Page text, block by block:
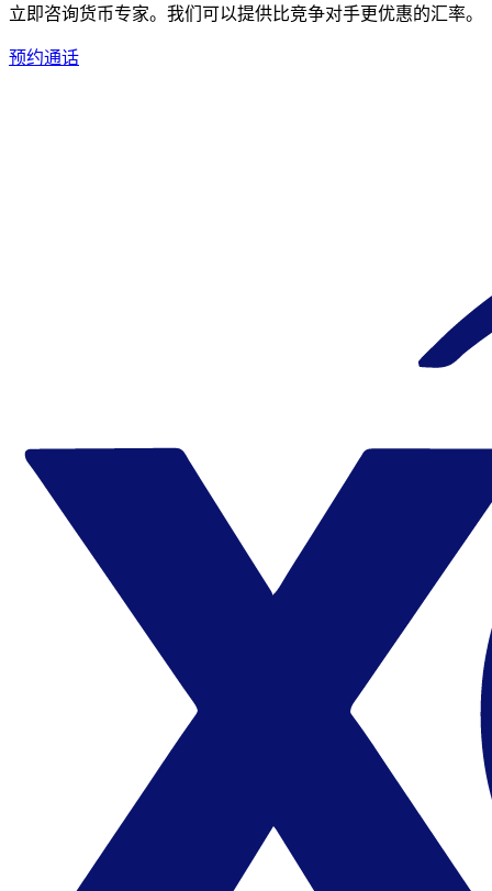
立即咨询货币专家。 我们可以提供比竞争对手更优惠的汇率。
预约通话